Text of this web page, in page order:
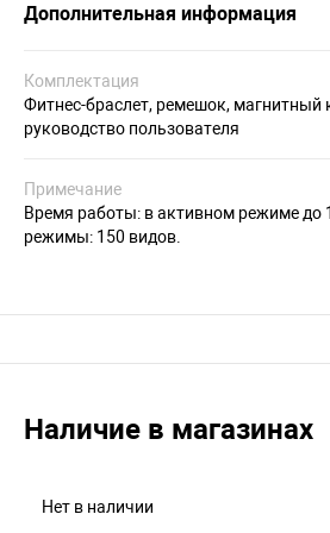
Дополнительная информация
Комплектация
Фитнес-браслет, ремешок, магнитный
руководство пользователя
Примечание
Время работы: в активном режиме до
режимы: 150 видов.
Наличие в магазинах
Нет в наличии